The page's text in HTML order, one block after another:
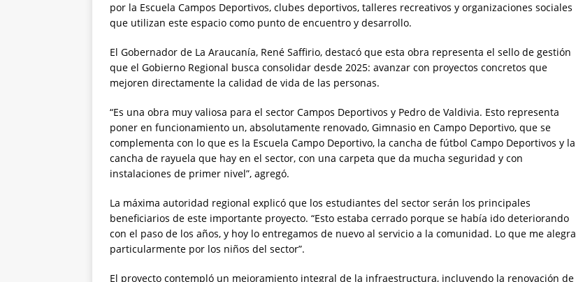
por la Escuela Campos Deportivos, clubes deportivos, talleres recreativos y organizaciones sociales
que utilizan este espacio como punto de encuentro y desarrollo.
El Gobernador de La Araucanía, René Saffirio, destacó que esta obra representa el sello de gestión
que el Gobierno Regional busca consolidar desde 2025: avanzar con proyectos concretos que
mejoren directamente la calidad de vida de las personas.
“Es una obra muy valiosa para el sector Campos Deportivos y Pedro de Valdivia. Esto representa
poner en funcionamiento un, absolutamente renovado, Gimnasio en Campo Deportivo, que se
complementa con lo que es la Escuela Campo Deportivo, la cancha de fútbol Campo Deportivos y la
cancha de rayuela que hay en el sector, con una carpeta que da mucha seguridad y con
instalaciones de primer nivel”, agregó.
La máxima autoridad regional explicó que los estudiantes del sector serán los principales
beneficiarios de este importante proyecto. “Esto estaba cerrado porque se había ido deteriorando
con el paso de los años, y hoy lo entregamos de nuevo al servicio a la comunidad. Lo que me alegra
particularmente por los niños del sector”.
El proyecto contempló un mejoramiento integral de la infraestructura, incluyendo la renovación de